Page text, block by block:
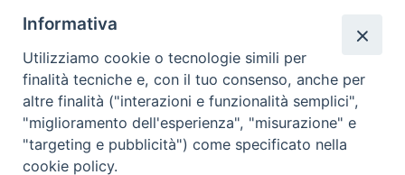
Rubriche
Chi siamo
Come abbonarsi
Contatti
Informativa
Utilizziamo cookie o tecnologie simili per
finalità tecniche e, con il tuo consenso, anche per
altre finalità ("interazioni e funzionalità semplici",
"miglioramento dell'esperienza", "misurazione" e
"targeting e pubblicità") come specificato nella
cookie policy.